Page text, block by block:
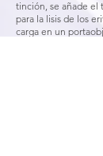
tinción, se añade el
para la lisis de los
carga en un